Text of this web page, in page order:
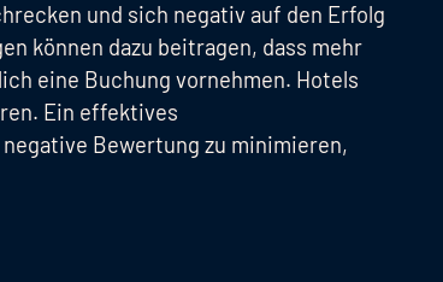
und sich negativ auf den Erfolg
können dazu beitragen, dass mehr
eine Buchung vornehmen. Hotels
Ein effektives
Bewertung zu minimieren,